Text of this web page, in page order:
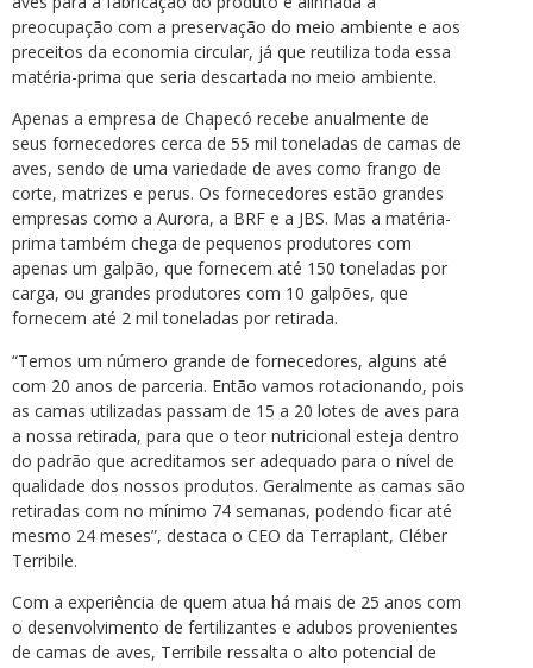
preocupação com a preservação do meio ambiente e aos
preceitos da economia circular, já que reutiliza toda essa
matéria-prima que seria descartada no meio ambiente.
Apenas a empresa de Chapecó recebe anualmente de
seus fornecedores cerca de 55 mil toneladas de camas de
aves, sendo de uma variedade de aves como frango de
corte, matrizes e perus. Os fornecedores estão grandes
empresas como a Aurora, a BRF e a JBS. Mas a matéria-
prima também chega de pequenos produtores com
apenas um galpão, que fornecem até 150 toneladas por
carga, ou grandes produtores com 10 galpões, que
fornecem até 2 mil toneladas por retirada.
“Temos um número grande de fornecedores, alguns até
com 20 anos de parceria. Então vamos rotacionando, pois
as camas utilizadas passam de 15 a 20 lotes de aves para
a nossa retirada, para que o teor nutricional esteja dentro
do padrão que acreditamos ser adequado para o nível de
qualidade dos nossos produtos. Geralmente as camas são
retiradas com no mínimo 74 semanas, podendo ficar até
mesmo 24 meses”, destaca o CEO da Terraplant, Cléber
Terribile.
Com a experiência de quem atua há mais de 25 anos com
o desenvolvimento de fertilizantes e adubos provenientes
de camas de aves, Terribile ressalta o alto potencial de